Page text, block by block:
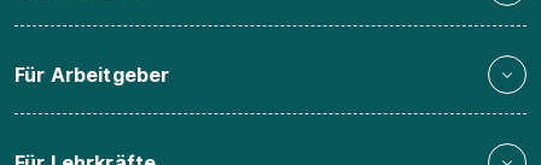
Für Arbeitgeber